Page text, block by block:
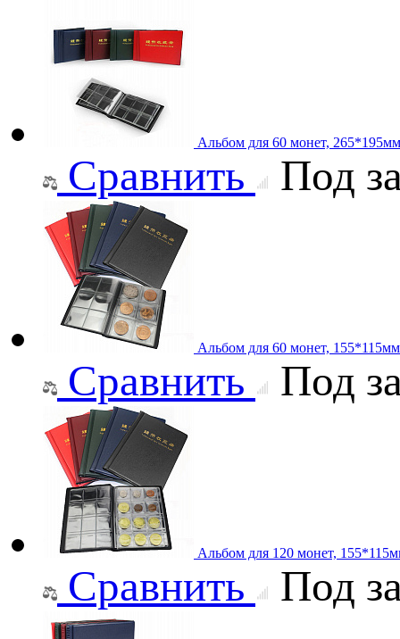
Альбом для 60 монет, 265*195мм
Сравнить Под
Альбом для 60 монет, 155*115мм
Сравнить Под
Альбом для 120 монет,
Сравнить Под